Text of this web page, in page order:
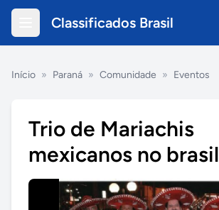
Classificados Brasil
Início » Paraná » Comunidade » Eventos
Trio de Mariachis
mexicanos no brasil